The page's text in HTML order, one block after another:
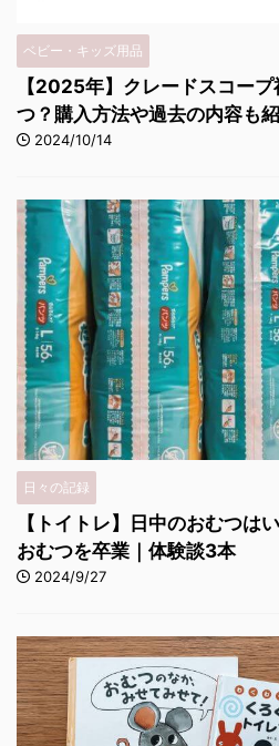
ベビー・キッズ用品
【2025年】クレードスコー
つ？購入方法や過去の内容も
2024/10/14
日々の記録
【トイトレ】日中のおむつは
おむつを卒業｜体験談3本
2024/9/27